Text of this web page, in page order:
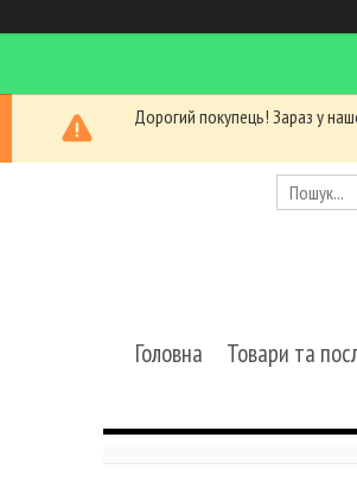
Дорогий покупець! Зараз у
Головна Товари та